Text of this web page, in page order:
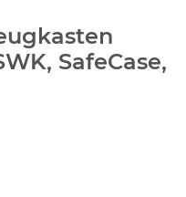
SafeCase,